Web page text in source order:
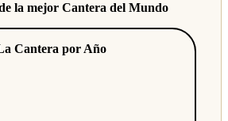
la mejor Cantera del Mundo
Cantera por Año